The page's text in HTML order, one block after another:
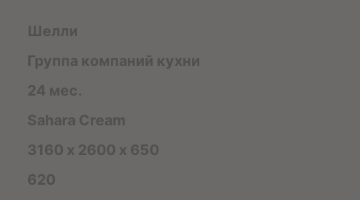
Шелли
Группа компаний кухни
24 мес.
Sahara Cream
3160 х 2600 х 650
620